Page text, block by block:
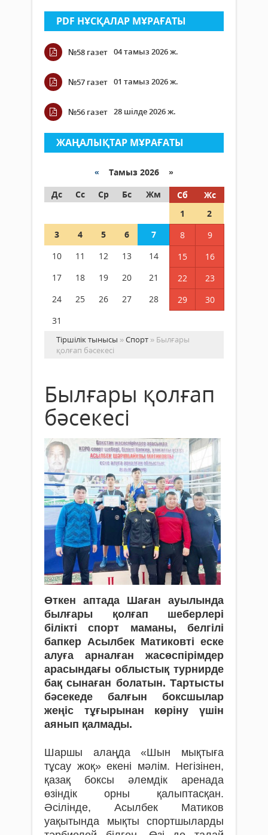
PDF НҰСҚАЛАР МҰРАҒАТЫ
№58 газет 04 тамыз 2026 ж.
№57 газет 01 тамыз 2026 ж.
№56 газет 28 шілде 2026 ж.
ЖАҢАЛЫҚТАР МҰРАҒАТЫ
« Тамыз 2026 »
Дс
Сс Ср Бс Жм Сб
Жс
1
2
3
4 5 6 7 8
9
10
11 12 13 14 15
16
17
18 19 20 21 22
23
24
25 26 27 28 29
30
31
Тіршілік тынысы »Спорт » Былғары
қолғап бәсекесі
Былғары қолғап
бәсекесі
Өткен аптада Шаған ауылында
был­ғары қолғап шеберлері
білікті спорт маманы, белгілі
бапкер Асылбек Матиковті еске
алуға арналған жасөспірімдер
арасындағы облыстық турнирде
бақ сы­наған болатын. Тартыс­ты
бәсекеде бал­ғын боксшылар
жеңіс тұғырынан көріну үшін
аянып қалмады.
Шаршы алаңда «Шын мықтыға
тұсау жоқ» екені мәлім. Негізінен,
қазақ боксы әлемдік аренада
өзіндік орны қалыптасқан.
Әсілінде, Асылбек Матиков
уақытында мықты спортшыларды